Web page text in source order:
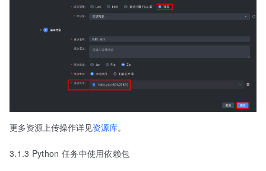
更多资源上传操作详见资源库。
3.1.3 Python 任务中使用依赖包